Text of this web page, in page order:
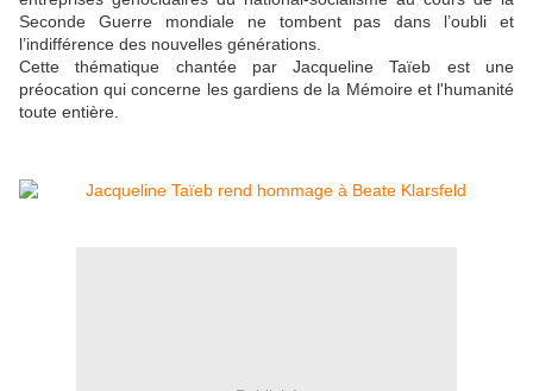
Seconde Guerre mondiale ne tombent pas dans l’oubli et
l’indifférence des nouvelles générations.
Cette thématique chantée par Jacqueline Taïeb est une
préocation qui concerne les gardiens de la Mémoire et l'humanité
toute entière.